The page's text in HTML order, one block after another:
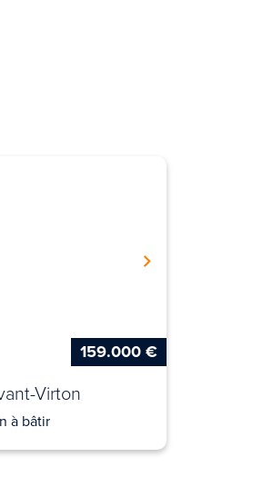
159.000 €
Virton
à bâtir